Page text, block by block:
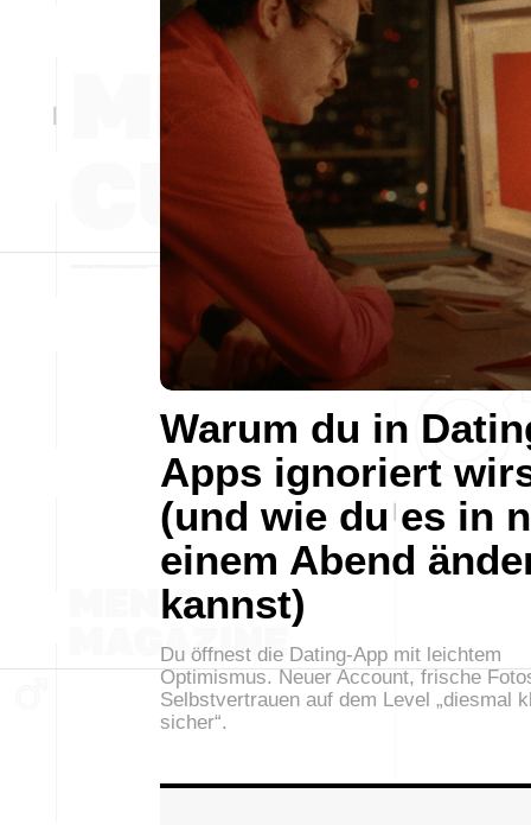
Warum du in
Apps ignoriert
(und wie du es in
einem Abend
kannst)
Du öffnest die Dating-App mit leichtem
Optimismus. Neuer Account, frische
Selbstvertrauen auf dem Level „diesmal
sicher“.